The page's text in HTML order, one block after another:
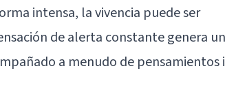
intensa, la vivencia puede ser
de alerta constante genera
a menudo de pensamientos